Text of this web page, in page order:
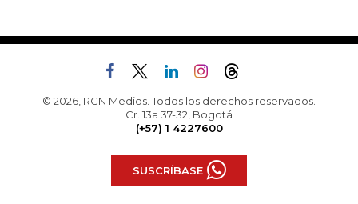
© 2026, RCN Medios. Todos los derechos reservados.
Cr. 13a 37-32, Bogotá
(+57) 1 4227600
SUSCRÍBASE